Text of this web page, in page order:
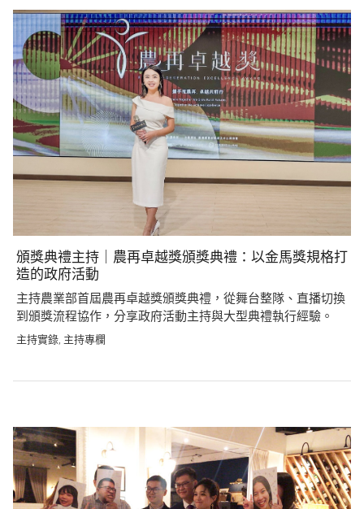
頒獎典禮主持｜農再卓越獎頒獎典禮：以金馬獎規格打
造的政府活動
主持農業部首屆農再卓越獎頒獎典禮，從舞台整隊、直播切換
到頒獎流程協作，分享政府活動主持與大型典禮執行經驗。
主持實錄 主持專欄
navigation